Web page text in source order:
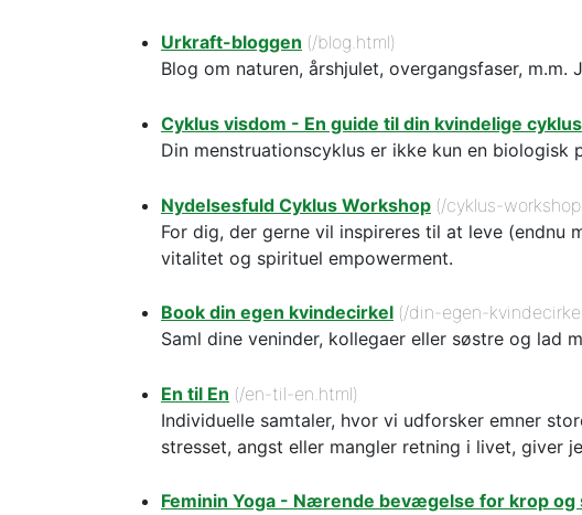
Urkraft-bloggen (/blog.html)
Blog om naturen, årshjulet, overgangsfaser,
Cyklus visdom - En guide til din kvindelige cyklus
Din menstruationscyklus er ikke kun en
Nydelsesfuld Cyklus Workshop (/cyklus-
For dig, der gerne vil inspireres til at leve (endnu
vitalitet og spirituel empowerment.
Book din egen kvindecirkel (/din-egen-
Saml dine veninder, kollegaer eller søstre og lad
En til En (/en-til-en.html)
Individuelle samtaler, hvor vi udforsker emner
stresset, angst eller mangler retning i livet, giver
Feminin Yoga - Nærende bevægelse for krop